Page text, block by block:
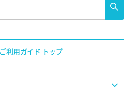
ご利用ガイド トップ